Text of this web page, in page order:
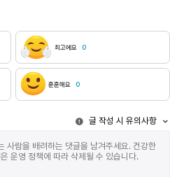
최고에요 0
훈훈해요 0
글 작성 시 유의사항